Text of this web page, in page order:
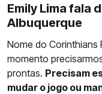
Emily Lima fala
Albuquerque
Nome do Corinthians
momento
prontas. Precisam
mudar o jogo ou